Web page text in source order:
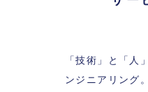
「技術」と「人
ンジニアリング